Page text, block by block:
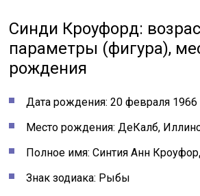
Синди Кроуфорд:
параметры (фигура),
рождения
Дата рождения: 20 февраля 1966
Место рождения: ДеКалб,
Полное имя: Синтия Анн
Знак зодиака: Рыбы